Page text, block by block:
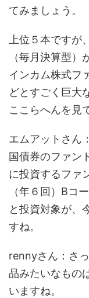
てみましょう。
上位５本です
（毎月決算型）
インカム株式フ
どとすごく巨大
ここらへんを見
エムアットさん
国債券のファン
に投資するファ
（年６回）Bコ
と投資対象が、
すね。
rennyさん：さ
品みたいなもの
いますね。